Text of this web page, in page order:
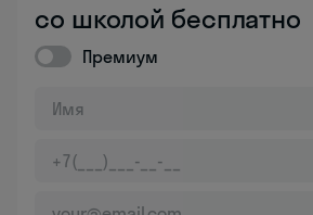
со школой бесплатно
Премиум